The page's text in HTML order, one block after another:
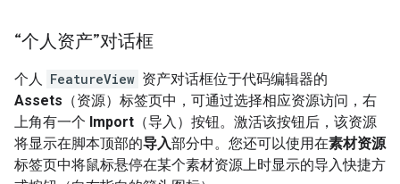
“个人资产”对话框
个人 FeatureView 资产对话框位于代码编辑器的
Assets （资源）标签页中，可通过选择相应资源访问，右
上角有一个 Import （导入）按钮。激活该按钮后，该资源
将显示在脚本顶部的导入部分中。您还可以使用在素材资源
标签页中将鼠标悬停在某个素材资源上时显示的导入快捷方